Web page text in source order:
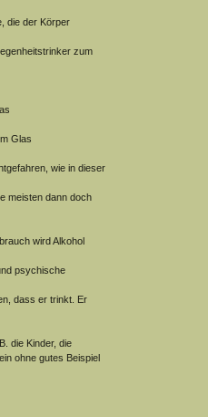
die der Körper
zum
Glas
wie in dieser
meisten dann doch
wird Alkohol
psychische
dass er trinkt. Er
die Kinder, die
ohne gutes Beispiel